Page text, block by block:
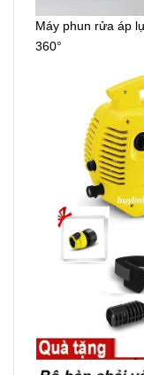
Máy phun rửa áp
360°